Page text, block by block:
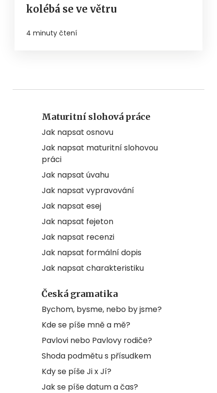
kolébá se ve větru
4 minuty čtení
Maturitní slohová práce
Jak napsat osnovu
Jak napsat maturitní slohovou
práci
Jak napsat úvahu
Jak napsat vypravování
Jak napsat esej
Jak napsat fejeton
Jak napsat recenzi
Jak napsat formální dopis
Jak napsat charakteristiku
Česká gramatika
Bychom, bysme, nebo by jsme?
Kde se píše mně a mě?
Pavlovi nebo Pavlovy rodiče?
Shoda podmětu s přísudkem
Kdy se píše Ji x Jí?
Jak se píše datum a čas?